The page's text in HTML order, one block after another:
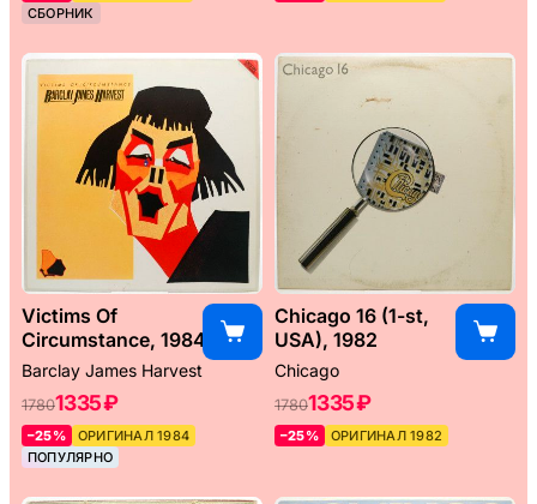
СБОРНИК
Victims Of
Circumstance, 1984
Barclay James Harvest
17801335 ₽
–25%
ОРИГИНАЛ 1984
ПОПУЛЯРНО
Chicago 16 (1-st,
USA), 1982
Chicago
17801335 ₽
–25% ОРИГИНАЛ 1982